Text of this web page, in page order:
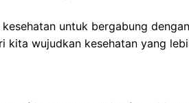
untuk bergabung
kita wujudkan kesehatan yang